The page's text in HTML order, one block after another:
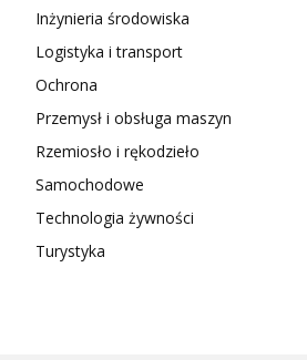
Inżynieria środowiska
Logistyka i transport
Ochrona
Przemysł i obsługa maszyn
Rzemiosło i rękodzieło
Samochodowe
Technologia żywności
Turystyka